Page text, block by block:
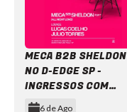
MECA B2B SHELDON
NO D-EDGE SP -
INGRESSOS COM
DESCONTO
6 de Ago